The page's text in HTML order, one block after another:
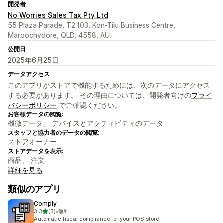
開発者
No Worries Sales Tax Pty Ltd
55 Plaza Parade, T2.103, Kon-Tiki Business Centre,
Maroochydore, QLD, 4558, AU
公開日
2025年6月25日
データアクセス
このアプリがストアで機能するためには、次のデータにアクセス
する必要があります。 その理由については、開発者向けのプライ
バシーポリシー でご確認ください。
お客様データの閲覧:
機微データ、 デバイスとアクティビティのデータ
スタッフと協力者のデータの閲覧:
ストアオーナー
ストアデータを表示:
商品、 注文
詳細を見る
類似のアプリ
Comply
3.35つ星中
(3)
合計レビュー数：3件
•無料
Automatic fiscal compliance for your POS store